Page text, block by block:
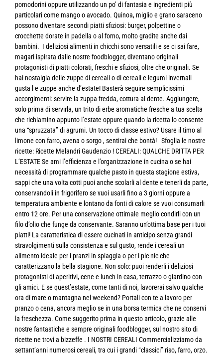
pomodorini oppure utilizzando un po’ di fantasia e ingredienti più
particolari come mango o avocado. Quinoa, miglio e grano saraceno
possono diventare secondi piatti sfiziosi: burger, polpettine o
crocchette dorate in padella o al forno, molto gradite anche dai
bambini. I deliziosi alimenti in chicchi sono versatili e se ci sai fare,
magari ispirata dalle nostre foodblogger, diventano originali
protagonisti di piatti colorati, freschi e sfiziosi, oltre che originali. Se
hai nostalgia delle zuppe di cereali o di cereali e legumi invernali
gusta l e zuppe anche d’estate! Basterà seguire semplicissimi
accorgimenti: servire la zuppa fredda, cottura al dente. Aggiungere,
solo prima di servirla, un trito di erbe aromatiche fresche a tua scelta
che richiamino appunto l’estate oppure quando la ricetta lo consente
una “spruzzata” di agrumi. Un tocco di classe estivo? Usare il timo al
limone con farro, avena o sorgo , sentirai che bontà! Sfoglia le nostre
ricette: Ricette Melandri Gaudenzio ! CEREALI: QUALCHE DRITTA PER
L’ESTATE Se ami l’efficienza e l’organizzazione in cucina o se hai
necessità di programmare qualche pasto in questa stagione estiva,
sappi che una volta cotti puoi anche scolarli al dente e tenerli da parte,
conservandoli in frigorifero se vuoi usarli fino a 3 giorni oppure a
temperatura ambiente e lontano da fonti di calore se vuoi consumarli
entro 12 ore. Per una conservazione ottimale meglio condirli con un
filo d’olio che funge da conservante. Saranno un’ottima base per i tuoi
piatti! La caratteristica di essere cucinati in anticipo senza grandi
stravolgimenti sulla consistenza e sul gusto, rende i cereali un
alimento ideale per i pranzi in spiaggia o per i pic-nic che
caratterizzano la bella stagione. Non solo: puoi renderli i deliziosi
protagonisti di aperitivi, cene e lunch in casa, terrazzo o giardino con
gli amici. E se quest’estate, come tanti di noi, lavorerai salvo qualche
ora di mare o mantagna nel weekend? Portali con te a lavoro per
pranzo o cena, ancora meglio se in una borsa termica che ne conservi
la freschezza. Come suggerito prima in questo articolo, grazie alle
nostre fantastiche e sempre originali foodblogger, sul nostro sito di
ricette ne trovi a bizzeffe . I NOSTRI CEREALI Commercializziamo da
settant’anni numerosi cereali, tra cui i grandi “classici” riso, farro, orzo.